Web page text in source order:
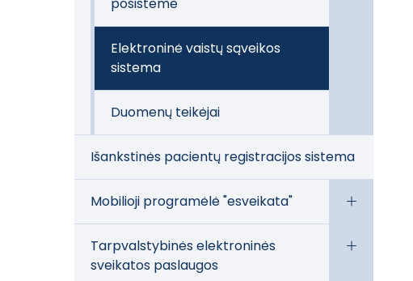
Elektroninė vaistų sąveikos
sistema
Duomenų teikėjai
Išankstinės pacientų registracijos sistema
Mobilioji programėlė "esveikata"
Tarpvalstybinės elektroninės
sveikatos paslaugos